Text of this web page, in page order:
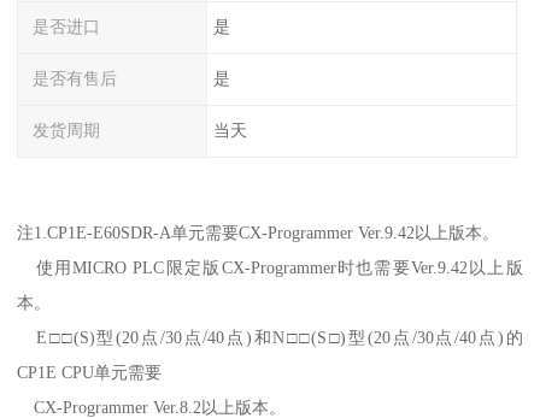
是否进口 是
是否有售后 是
发货周期 当天
注1.CP1E-E60SDR-A单元需要CX-Programmer Ver.9.42以上版本。
使用MICRO PLC限定版CX-Programmer时也需要Ver.9.42以上版
本。
E□□(S)型(20点/30点/40点)和N□□(S□)型(20点/30点/40点)的
CP1E CPU单元需要
CX-Programmer Ver.8.2以上版本。